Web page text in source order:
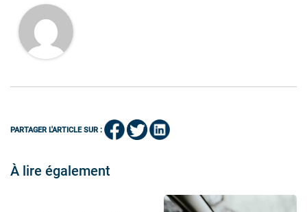
PARTAGER L'ARTICLE SUR :
À lire également